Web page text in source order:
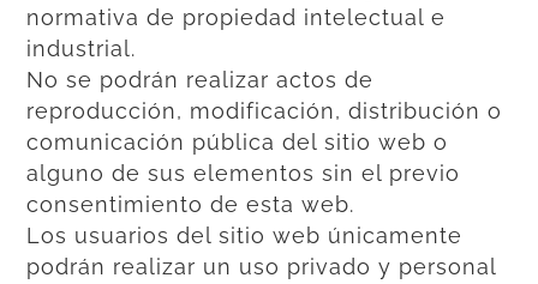
normativa de propiedad intelectual e
industrial.
No se podrán realizar actos de
reproducción, modificación, distribución o
comunicación pública del sitio web o
alguno de sus elementos sin el previo
consentimiento de esta web.
Los usuarios del sitio web únicamente
podrán realizar un uso privado y personal